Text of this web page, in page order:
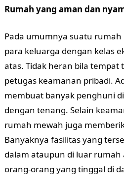
Rumah yang aman dan
Pada umumnya suatu
para keluarga dengan kelas
atas. Tidak heran bila tempat
petugas keamanan pribadi.
membuat banyak penghuni
dengan tenang. Selain
rumah mewah juga
Banyaknya fasilitas yang
dalam ataupun di luar
orang-orang yang tinggal di